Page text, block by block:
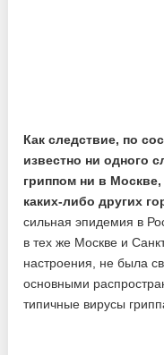
Как следствие, по
известно ни одного
гриппом ни в Москве,
каких-либо других
сильная эпидемия в
в тех же Москве и
настроения, не была
основными
типичные вирусы